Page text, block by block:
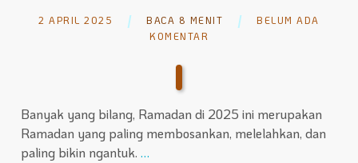
2 APRIL 2025 BACA 8 MENIT
BELUM ADA
KOMENTAR
Banyak yang bilang, Ramadan di 2025 ini merupakan
Ramadan yang paling membosankan, melelahkan, dan
paling bikin ngantuk. …